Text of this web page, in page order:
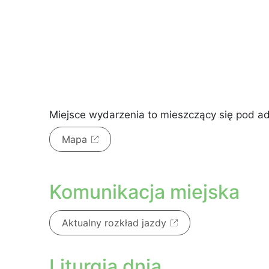
Miejsce wydarzenia to mieszczący się pod
Mapa
Komunikacja miejska
Aktualny rozkład jazdy